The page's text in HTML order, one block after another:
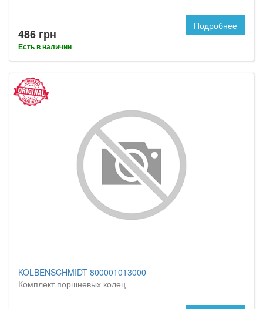
486 грн
Есть в наличии
Подробнее
KOLBENSCHMIDT 800001013000
Комплект поршневых колец